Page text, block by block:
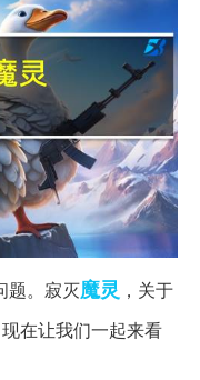
题。寂灭魔灵 ，关于
在让我们一起来看